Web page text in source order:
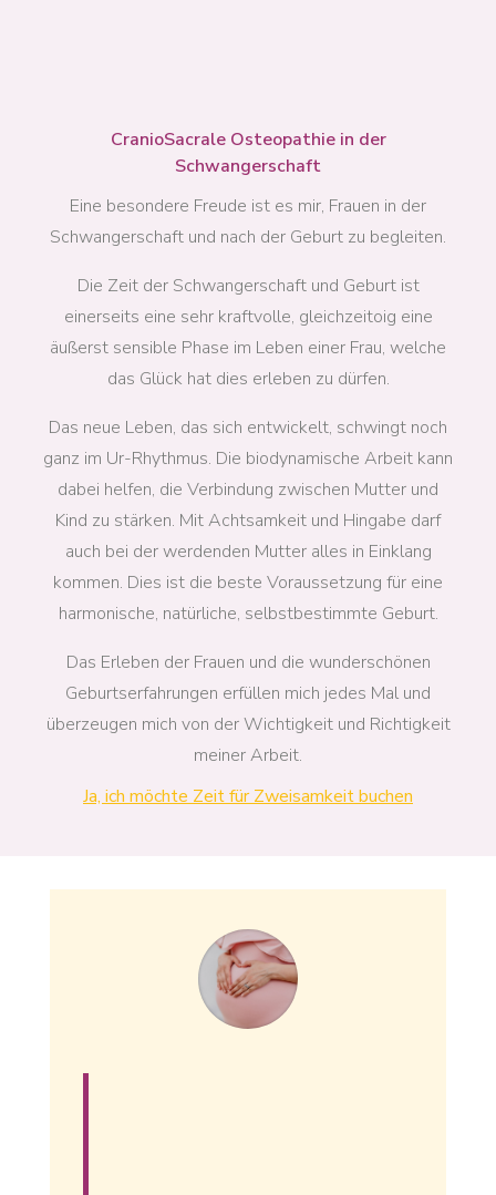
CranioSacrale Osteopathie in der
Schwangerschaft
Eine besondere Freude ist es mir, Frauen in der
Schwangerschaft und nach der Geburt zu begleiten.
Die Zeit der Schwangerschaft und Geburt ist
einerseits eine sehr kraftvolle, gleichzeitoig eine
äußerst sensible Phase im Leben einer Frau, welche
das Glück hat dies erleben zu dürfen.
Das neue Leben, das sich entwickelt, schwingt noch
ganz im Ur-Rhythmus. Die biodynamische Arbeit kann
dabei helfen, die Verbindung zwischen Mutter und
Kind zu stärken. Mit Achtsamkeit und Hingabe darf
auch bei der werdenden Mutter alles in Einklang
kommen. Dies ist die beste Voraussetzung für eine
harmonische, natürliche, selbstbestimmte Geburt.
Das Erleben der Frauen und die wunderschönen
Geburtserfahrungen erfüllen mich jedes Mal und
überzeugen mich von der Wichtigkeit und Richtigkeit
meiner Arbeit.
Ja, ich möchte Zeit für Zweisamkeit buchen